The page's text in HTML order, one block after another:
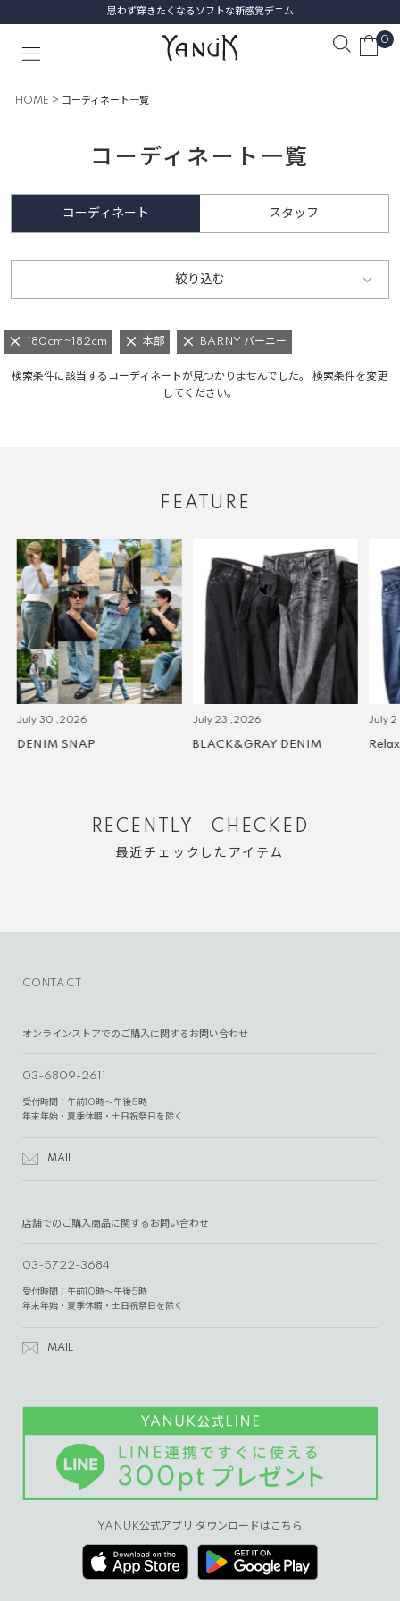
思わず穿きたくなるソフトな新感覚デニム
0
HOME コーディネート一覧
コーディネート一覧
コーディネート スタッフ
絞り込む
180cm~182cm 本部 BARNY バーニー
検索条件に該当するコーディネートが見つかりませんでした。 検索条件を変更
してください。
FEATURE
July 30 ,2026
DENIM SNAP
July 23 ,2026
BLACK&GRAY DENIM
July 2
Relax
RECENTLY CHECKED
最近チェックしたアイテム
CONTACT
オンラインストアでのご購入に関するお問い合わせ
03-6809-2611
受付時間：午前10時～午後5時
年末年始・夏季休暇・土日祝祭日を除く
MAIL
店舗でのご購入商品に関するお問い合わせ
03-5722-3684
受付時間：午前10時～午後5時
年末年始・夏季休暇・土日祝祭日を除く
MAIL
YANUK公式アプリ ダウンロードはこちら